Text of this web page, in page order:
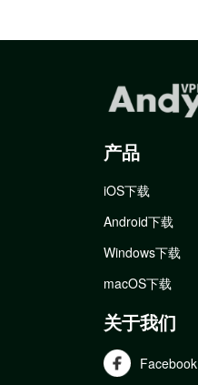
产品
iOS下载
Android下载
Windows下载
macOS下载
关于我们
Facebook